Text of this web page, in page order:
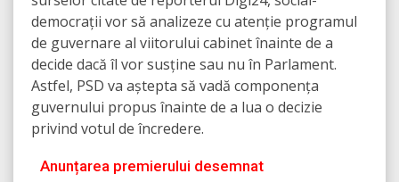
democrații vor să analizeze cu atenție programul
de guvernare al viitorului cabinet înainte de a
decide dacă îl vor susține sau nu în Parlament.
Astfel, PSD va aștepta să vadă componența
guvernului propus înainte de a lua o decizie
privind votul de încredere.
Anunțarea premierului desemnat